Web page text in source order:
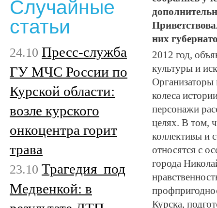
них
2012 год,
культуры и
Организаторы
колеса
персонажи
целях. В том,
коллективы и
относятся с
города
Курска,
Случайные
статьи
24.10 Пресс-служба
ГУ МЧС России по
Курской области:
возле курского
онкоцентра горит
трава
23.10 Трагедия под
Медвенкой: в